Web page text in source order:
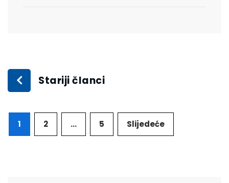
Stariji članci
1 2 … 5 Slijedeće